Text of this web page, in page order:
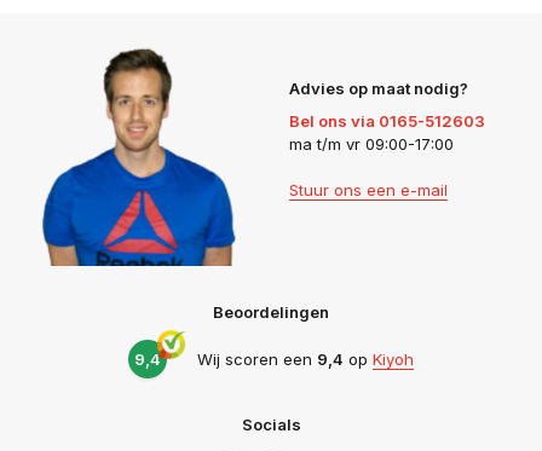
Advies op maat nodig?
Bel ons via 0165-512603
ma t/m vr 09:00-17:00
Stuur ons een e-mail
Beoordelingen
9,4 Wij scoren een 9,4 op Kiyoh
Socials